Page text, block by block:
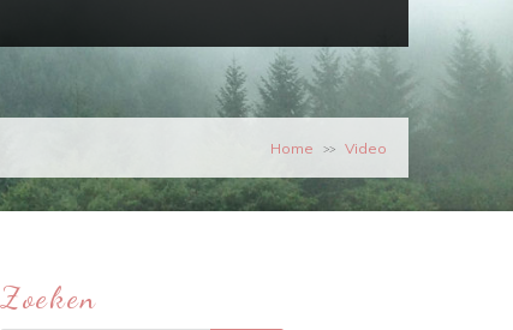
Home >> Video
Zoeken